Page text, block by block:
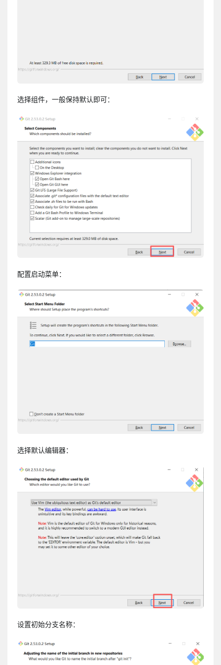
选择组件，一般保持默认即可：
配置启动菜单：
选择默认编辑器：
设置初始分支名称：